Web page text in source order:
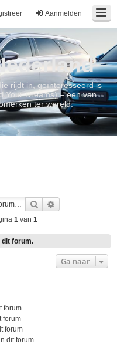
Aanmelden
rijdt in, geïnteresseerd is
Your Dreams) – een van
ter wereld.
Zoek
1van 1
dit forum.
Ga naar
forum
forum
forum
dit forum